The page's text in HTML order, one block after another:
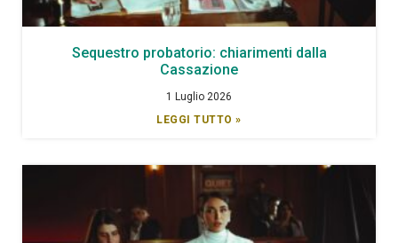
Sequestro probatorio: chiarimenti dalla
Cassazione
1 Luglio 2026
LEGGI TUTTO »